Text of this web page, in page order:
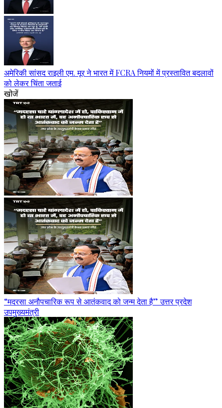
अमेरिकी सांसद राइली एम. मूर ने भारत में FCRA नियमों में प्रस्तावित बदलावों
को लेकर चिंता जताई
खोजें
“मदरसा अनौपचारिक रूप से आतंकवाद को जन्म देता है” उत्तर प्रदेश
उपमुख्यमंत्री